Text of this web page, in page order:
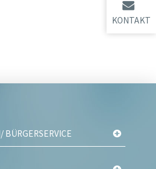
KONTAKT
BÜRGERSERVICE